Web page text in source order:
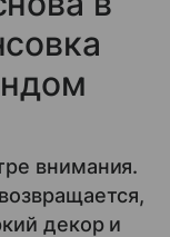
внимания.
декор и